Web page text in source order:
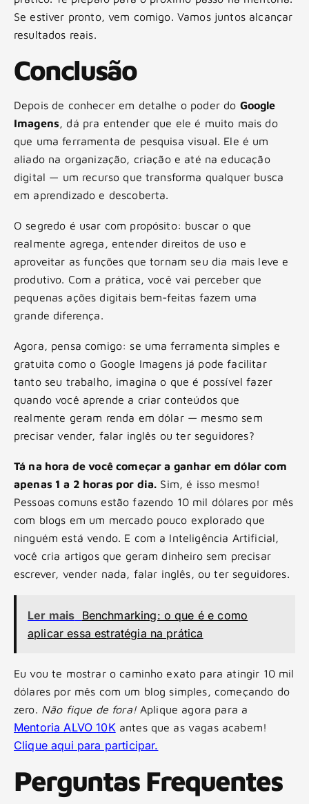
Se estiver pronto, vem comigo. Vamos juntos alcançar
resultados reais.
Conclusão
Depois de conhecer em detalhe o poder do Google
Imagens, dá pra entender que ele é muito mais do
que uma ferramenta de pesquisa visual. Ele é um
aliado na organização, criação e até na educação
digital — um recurso que transforma qualquer busca
em aprendizado e descoberta.
O segredo é usar com propósito: buscar o que
realmente agrega, entender direitos de uso e
aproveitar as funções que tornam seu dia mais leve e
produtivo. Com a prática, você vai perceber que
pequenas ações digitais bem-feitas fazem uma
grande diferença.
Agora, pensa comigo: se uma ferramenta simples e
gratuita como o Google Imagens já pode facilitar
tanto seu trabalho, imagina o que é possível fazer
quando você aprende a criar conteúdos que
realmente geram renda em dólar — mesmo sem
precisar vender, falar inglês ou ter seguidores?
Tá na hora de você começar a ganhar em dólar com
apenas 1 a 2 horas por dia. Sim, é isso mesmo!
Pessoas comuns estão fazendo 10 mil dólares por mês
com blogs em um mercado pouco explorado que
ninguém está vendo. E com a Inteligência Artificial,
você cria artigos que geram dinheiro sem precisar
escrever, vender nada, falar inglês, ou ter seguidores.
Ler mais Benchmarking: o que é e como
aplicar essa estratégia na prática
Eu vou te mostrar o caminho exato para atingir 10 mil
dólares por mês com um blog simples, começando do
zero. Não fique de fora!Aplique agora para a
Mentoria ALVO 10K antes que as vagas acabem!
Clique aqui para participar.
Perguntas Frequentes